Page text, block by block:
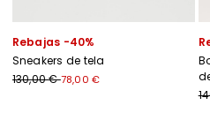
Rebajas -40%
Sneakers de tela
130,00 €78,00 €